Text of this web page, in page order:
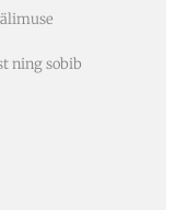
ning sobib